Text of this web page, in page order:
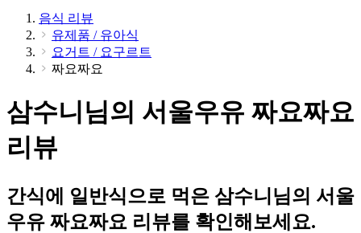
음식 리뷰
유제품 / 유아식
요거트 / 요구르트
짜요짜요
삼수니님의 서울우유 짜요짜요
리뷰
간식에 일반식으로 먹은 삼수니님의 서울
우유 짜요짜요 리뷰를 확인해보세요.